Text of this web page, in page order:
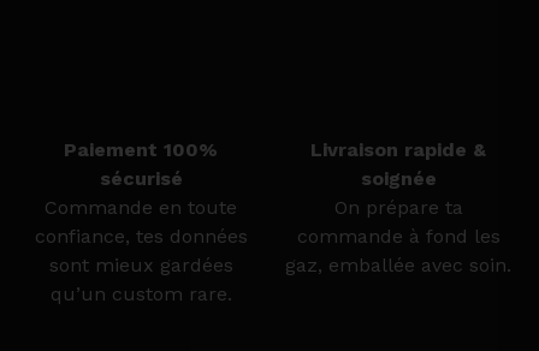
Paiement 100%
sécurisé
Commande en toute
confiance, tes données
sont mieux gardées
qu’un custom rare.
Livraison rapide &
soignée
On prépare ta
commande à fond les
gaz, emballée avec soin.